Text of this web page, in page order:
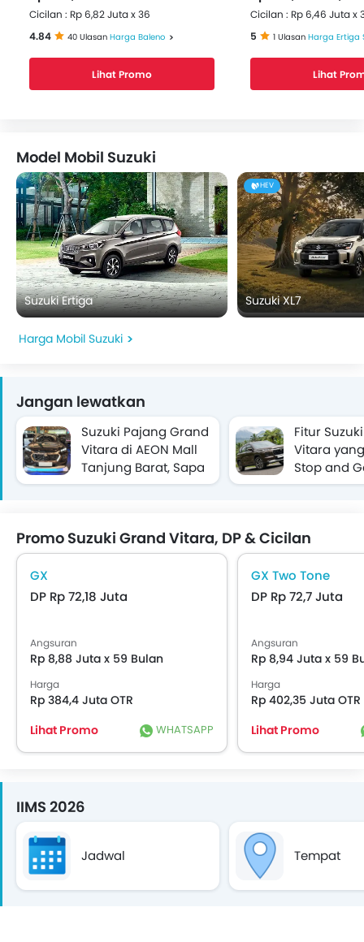
Cicilan : Rp 6,82 Juta x 36
4.84
40 Ulasan Harga Baleno
Lihat Promo
Cicilan : Rp 6,46 Juta x
5
1 Ulasan Harga Ertiga
Lihat
Model Mobil Suzuki
Suzuki Ertiga
HEV
Suzuki XL7
Harga Mobil Suzuki
Jangan lewatkan
Suzuki Pajang Grand
Vitara di AEON Mall
Tanjung Barat, Sapa
Konsumen Jakarta
Fitur
Vitara
Stop and
Nyaman
Promo Suzuki Grand Vitara, DP & Cicilan
GX
DP Rp 72,18 Juta
Angsuran
Rp 8,88 Juta x 59 Bulan
Harga
Rp 384,4 Juta OTR
Lihat Promo
WHATSAPP
GX Two Tone
DP Rp 72,7 Juta
Angsuran
Rp 8,94 Juta x 59
Harga
Rp 402,35 Juta OTR
Lihat Promo
IIMS 2026
Jadwal Tempat